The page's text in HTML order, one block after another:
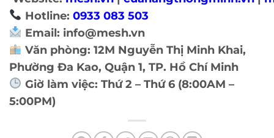
Hotline: 0933 083 503
Email: info@mesh.vn
Văn phòng: 12M Nguyễn Thị Minh Khai,
Phường Đa Kao, Quận 1, TP. Hồ Chí Minh
Giờ làm việc: Thứ 2 – Thứ 6 (8:00AM –
5:00PM)